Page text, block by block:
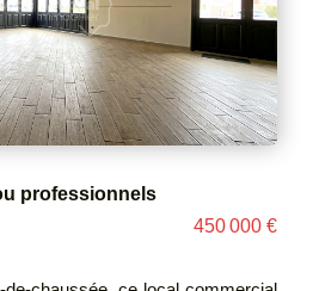
professionnels
450 000 €